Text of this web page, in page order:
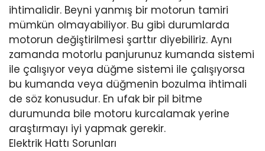
ihtimalidir. Beyni yanmış bir motorun tamiri
mümkün olmayabiliyor. Bu gibi durumlarda
motorun değiştirilmesi şarttır diyebiliriz. Aynı
zamanda motorlu panjurunuz kumanda sistemi
ile çalışıyor veya düğme sistemi ile çalışıyorsa
bu kumanda veya düğmenin bozulma ihtimali
de söz konusudur. En ufak bir pil bitme
durumunda bile motoru kurcalamak yerine
araştırmayı iyi yapmak gerekir.
Elektrik Hattı Sorunları